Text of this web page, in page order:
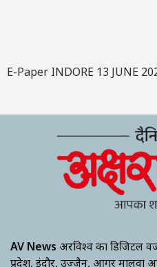
E-Paper INDORE 13 JUNE
AV News अक्षरविश्व का
प्रदेश, इंदौर, उज्जैन, आगर मालवा